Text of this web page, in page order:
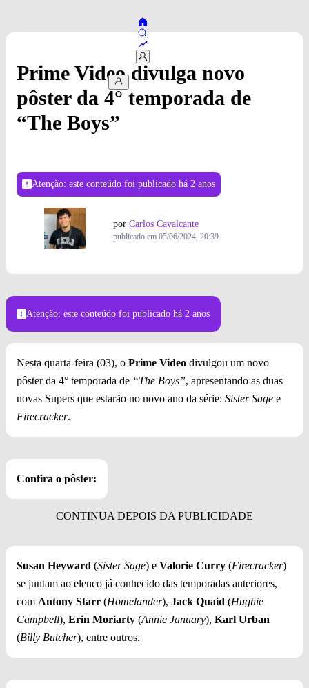
Prime Video divulga novo
pôster da 4° temporada de
“The Boys”
Atenção: este conteúdo foi publicado há 2 anos
por Carlos Cavalcante
publicado em 05/06/2024, 20:39
Atenção: este conteúdo foi publicado há 2 anos
Nesta quarta-feira (03), o Prime Video divulgou um novo
pôster da 4° temporada de “The Boys”, apresentando as duas
novas Supers que estarão no novo ano da série: Sister Sage e
Firecracker.
Confira o pôster:
Susan Heyward (Sister Sage) e Valorie Curry (Firecracker)
se juntam ao elenco já conhecido das temporadas anteriores,
com Antony Starr (Homelander), Jack Quaid (Hughie
Campbell), Erin Moriarty (Annie January), Karl Urban
(Billy Butcher), entre outros.